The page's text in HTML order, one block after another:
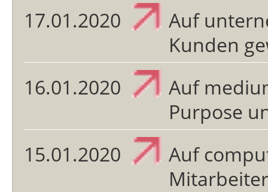
17.01.2020
Auf
Kunden
16.01.2020
Auf
Purpose
15.01.2020
Auf